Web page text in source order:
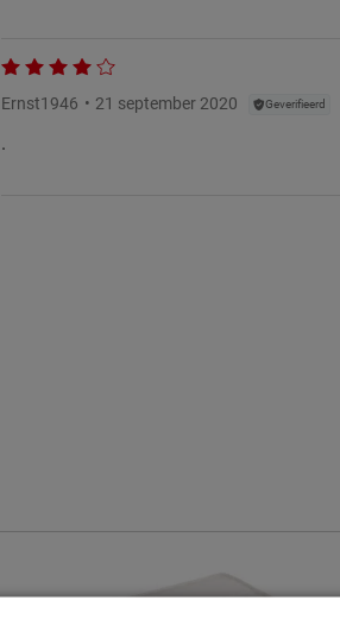
Ernst1946 21 september 2020 Geverifieerd
.